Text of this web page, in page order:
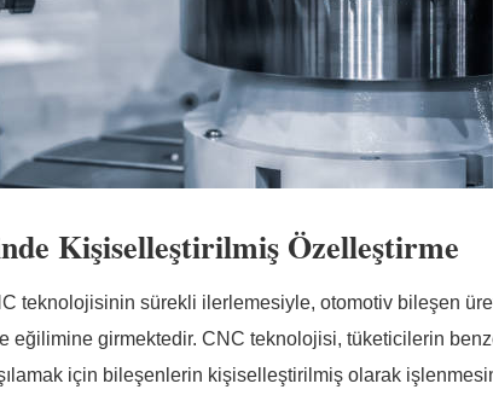
Kişiselleştirilmiş Özelleştirme
teknolojisinin sürekli ilerlemesiyle, otomotiv bileşen
eğilimine girmektedir. CNC teknolojisi, tüketicilerin
için bileşenlerin kişiselleştirilmiş olarak